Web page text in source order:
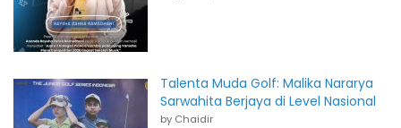
Talenta Muda Golf: Malika Nararya
Sarwahita Berjaya di Level Nasional
by Chaidir